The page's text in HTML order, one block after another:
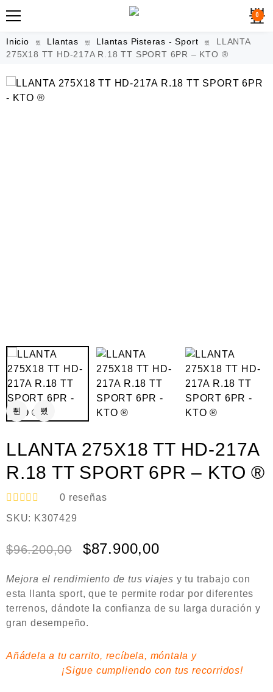
0
Inicio Llantas Llantas Pisteras - Sport
LLANTA
275X18 TT HD-217A R.18 TT SPORT 6PR – KTO ®
LLANTA 275X18 TT HD-217A
R.18 TT SPORT 6PR – KTO ®
V
a
r
o
e
n
0
d
0 reseñas
SKU: K307429
$96.200,00 $87.900,00
Mejora el rendimiento de tus viajes y tu trabajo con
esta llanta sport, que te permite rodar por diferentes
terrenos, dándote la confianza de su larga duración y
gran desempeño.
Añádela a tu carrito, recíbela, móntala y
¡Sigue cumpliendo con tus recorridos!